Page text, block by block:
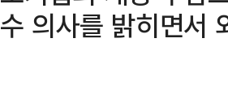
수 의사를 밝히면서